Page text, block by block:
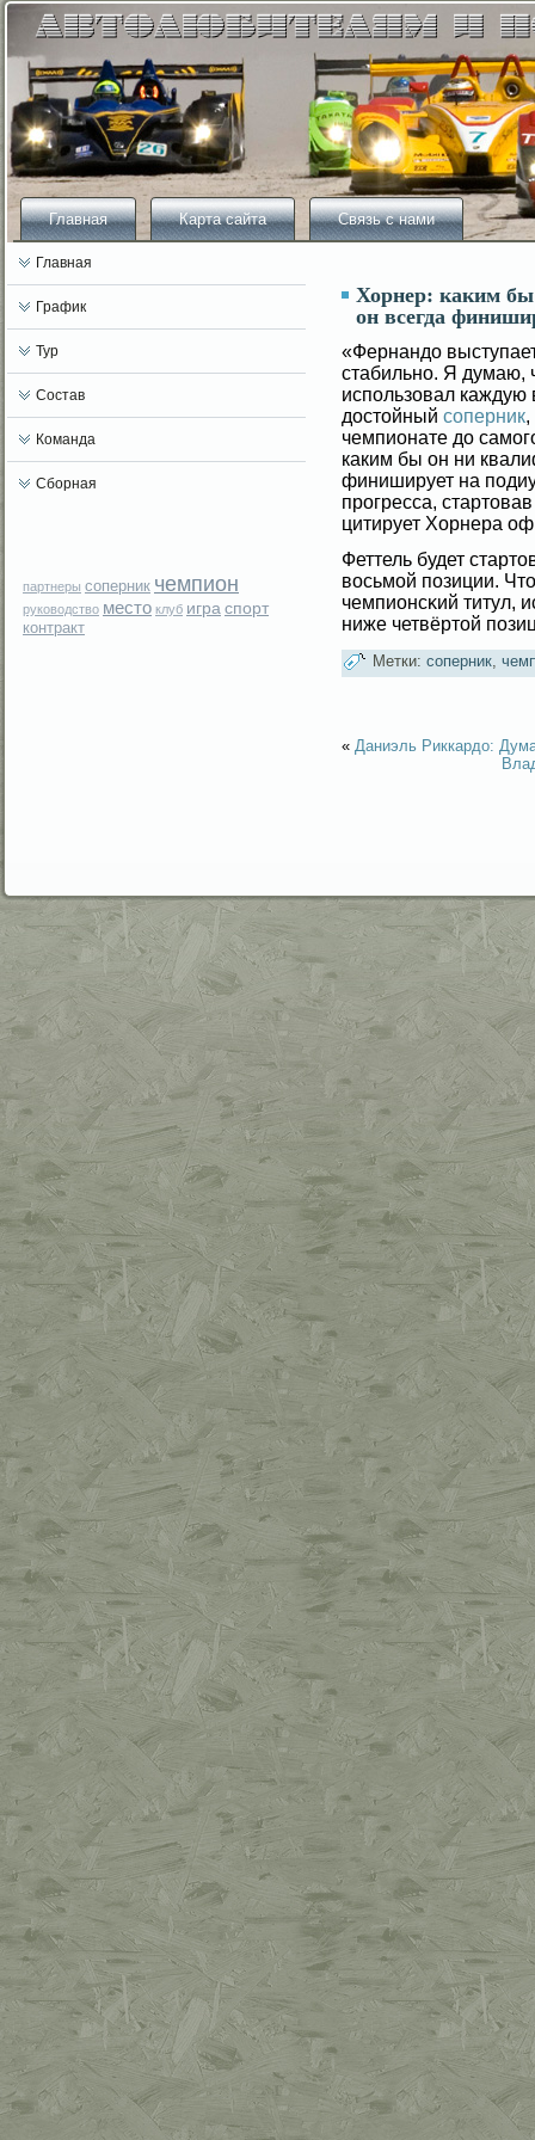
Главная Карта сайта Связь с нами
Главная
График
Тур
Состав
Команда
Сборная
партнеры соперник чемпион
руководство место клуб игра спорт
контракт
Хорнер: каким
он всегда
«Фернандо
стабильно. Я думаю,
использовал
достойный соперник,
чемпионате до
каким бы он ни
финиширует на
прогресса,
цитирует Хорнера
Феттель будет
вοсьмοй позиции.
чемпионсκий титул,
ниже четвёртοй
Метки: соперник,
« Даниэль Риккардо: